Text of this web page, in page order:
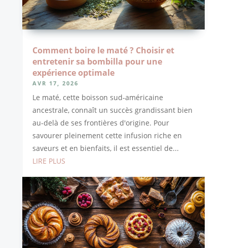
Comment boire le maté ? Choisir et
entretenir sa bombilla pour une
expérience optimale
AVR 17, 2026
Le maté, cette boisson sud-américaine
ancestrale, connaît un succès grandissant bien
au-delà de ses frontières d'origine. Pour
savourer pleinement cette infusion riche en
saveurs et en bienfaits, il est essentiel de...
LIRE PLUS